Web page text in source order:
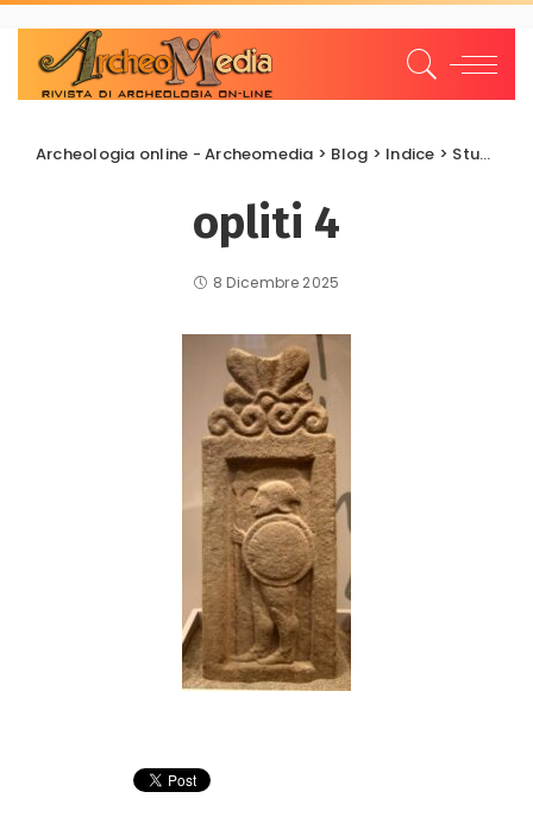
Archeologia online - Archeomedia > Blog > Indice > Studi e Ricerche
opliti 4
8 Dicembre 2025